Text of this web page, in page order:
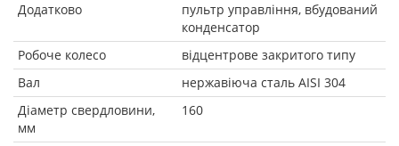
Додатково
пультр управління, вбудований
конденсатор
Робоче колесо
відцентрове закритого типу
Вал
нержавіюча сталь AISI 304
Діаметр свердловини,
мм
160